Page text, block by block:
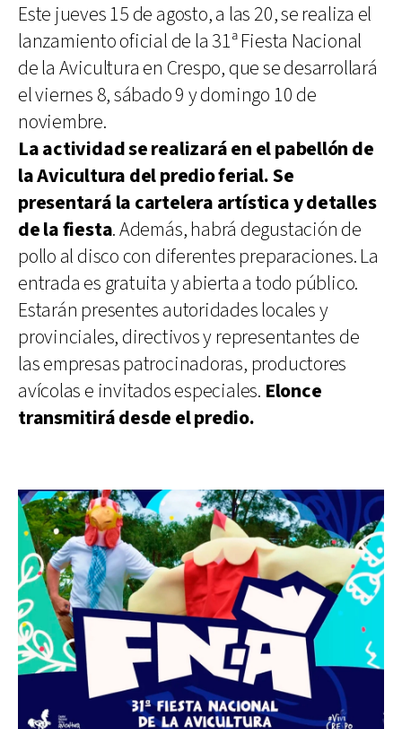
Este jueves 15 de agosto, a las 20, se realiza el
lanzamiento oficial de la 31ª Fiesta Nacional
de la Avicultura en Crespo, que se desarrollará
el viernes 8, sábado 9 y domingo 10 de
noviembre.
La actividad se realizará en el pabellón de
la Avicultura del predio ferial. Se
presentará la cartelera artística y detalles
de la fiesta. Además, habrá degustación de
pollo al disco con diferentes preparaciones. La
entrada es gratuita y abierta a todo público.
Estarán presentes autoridades locales y
provinciales, directivos y representantes de
las empresas patrocinadoras, productores
avícolas e invitados especiales. Elonce
transmitirá desde el predio.